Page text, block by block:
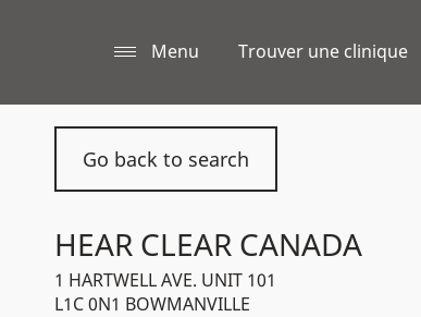
Menu Trouver une clinique
Go back to search
HEAR CLEAR CANADA
1 HARTWELL AVE. UNIT 101
L1C 0N1 BOWMANVILLE